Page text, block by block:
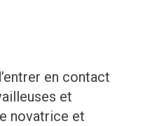
en contact
et
novatrice et